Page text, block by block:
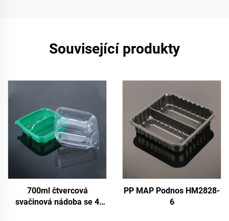
Související produkty
700ml čtvercová
svačinová nádoba se 4
PP MAP Podnos HM2828-
6